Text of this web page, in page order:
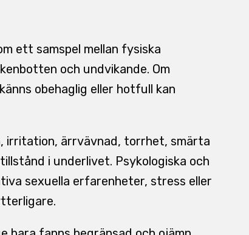
ett samspel mellan fysiska
och undvikande. Om
obehaglig eller hotfull kan
irritation, ärrvävnad, torrhet, smärta
i underlivet. Psykologiska och
sexuella erfarenheter, stress eller